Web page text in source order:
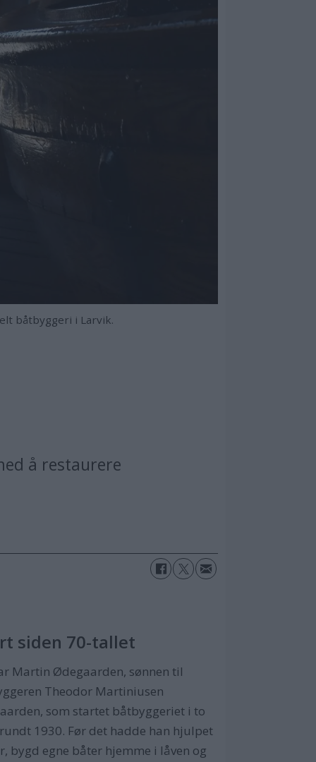
båtbyggeri i Larvik.
å restaurere
siden 70-tallet
Martin Ødegaarden, sønnen til
Theodor Martiniusen
som startet båtbyggeriet i to
1930. Før det hadde han hjulpet
bygd egne båter hjemme i låven og